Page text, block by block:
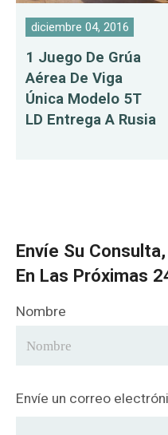
diciembre 04, 2016
1 Juego De Grúa
Aérea De Viga
Única Modelo 5T
LD Entrega A Rusia
Envíe Su
En Las Próximas
Nombre
Envíe un correo